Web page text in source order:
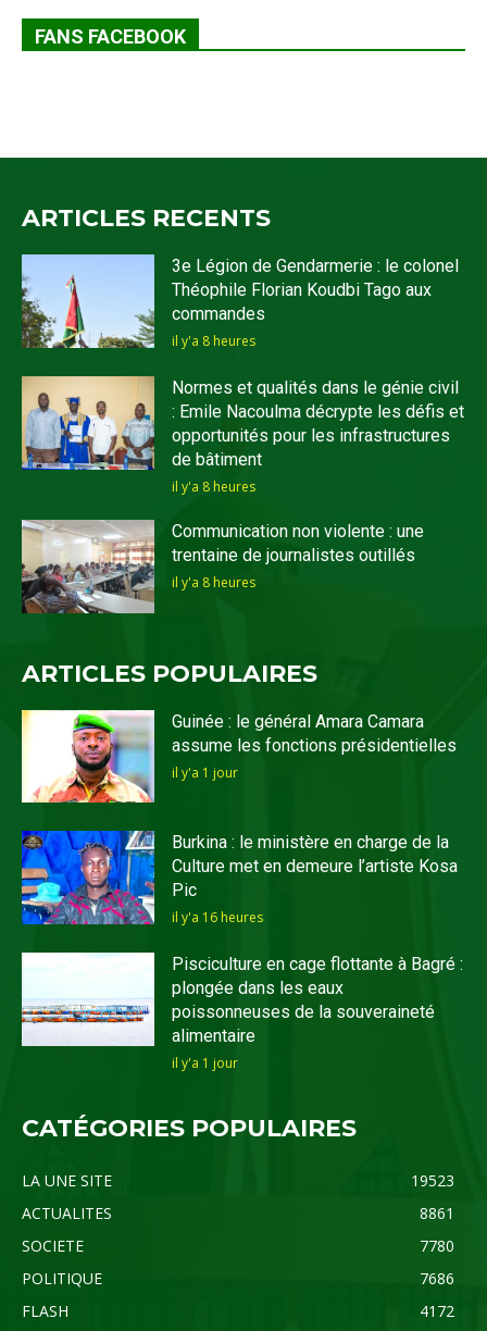
FANS FACEBOOK
ARTICLES RECENTS
3e Légion de Gendarmerie : le colonel
Théophile Florian Koudbi Tago aux
commandes
il y'a 8 heures
Normes et qualités dans le génie civil
: Emile Nacoulma décrypte les défis et
opportunités pour les infrastructures
de bâtiment
il y'a 8 heures
Communication non violente : une
trentaine de journalistes outillés
il y'a 8 heures
ARTICLES POPULAIRES
Guinée : le général Amara Camara
assume les fonctions présidentielles
il y'a 1 jour
Burkina : le ministère en charge de la
Culture met en demeure l’artiste Kosa
Pic
il y'a 16 heures
Pisciculture en cage flottante à Bagré :
plongée dans les eaux
poissonneuses de la souveraineté
alimentaire
il y'a 1 jour
CATÉGORIES POPULAIRES
LA UNE SITE
19523
ACTUALITES
8861
SOCIETE
7780
POLITIQUE
7686
FLASH
4172